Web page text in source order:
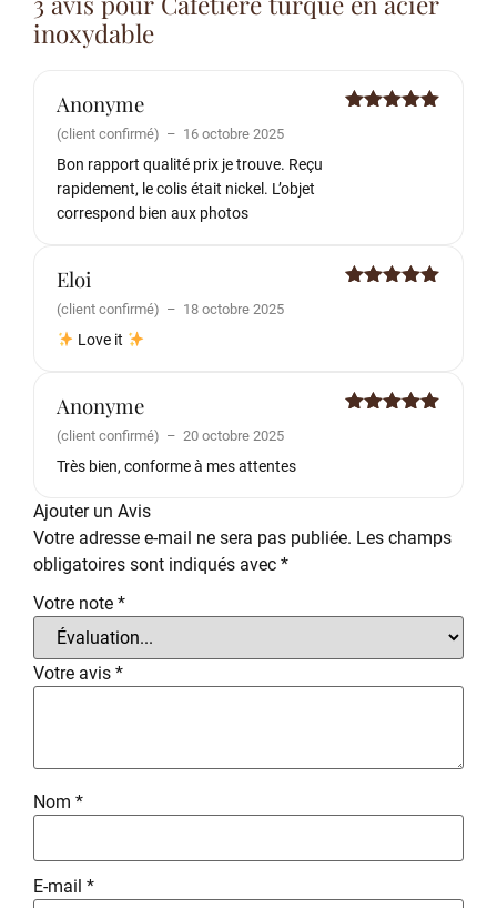
inoxydable
Anonyme
(client confirmé) – 16 octobre 2025
Bon rapport qualité prix je trouve. Reçu
rapidement, le colis était nickel. L’objet
correspond bien aux photos
Eloi
(client confirmé) – 18 octobre 2025
Love it
Anonyme
(client confirmé) – 20 octobre 2025
Très bien, conforme à mes attentes
Ajouter un Avis
Votre adresse e-mail ne sera pas publiée. Les champs
obligatoires sont indiqués avec *
Votre note *
Votre avis *
Nom *
E-mail *